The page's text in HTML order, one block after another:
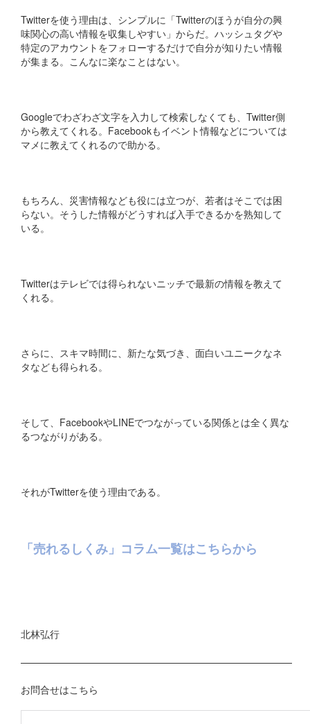
Twitterを使う理由は、シンプルに「Twitterのほうが自分の興
味関心の高い情報を収集しやすい」からだ。ハッシュタグや
特定のアカウントをフォローするだけで自分が知りたい情報
が集まる。こんなに楽なことはない。
Googleでわざわざ文字を入力して検索しなくても、Twitter側
から教えてくれる。Facebookもイベント情報などについては
マメに教えてくれるので助かる。
もちろん、災害情報なども役には立つが、若者はそこでは困
らない。そうした情報がどうすれば入手できるかを熟知して
いる。
Twitterはテレビでは得られないニッチで最新の情報を教えて
くれる。
さらに、スキマ時間に、新たな気づき、面白いユニークなネ
タなども得られる。
そして、FacebookやLINEでつながっている関係とは全く異な
るつながりがある。
それがTwitterを使う理由である。
「売れるしくみ」コラム一覧はこちらから
北林弘行
————————————————————————————
お問合せはこちら